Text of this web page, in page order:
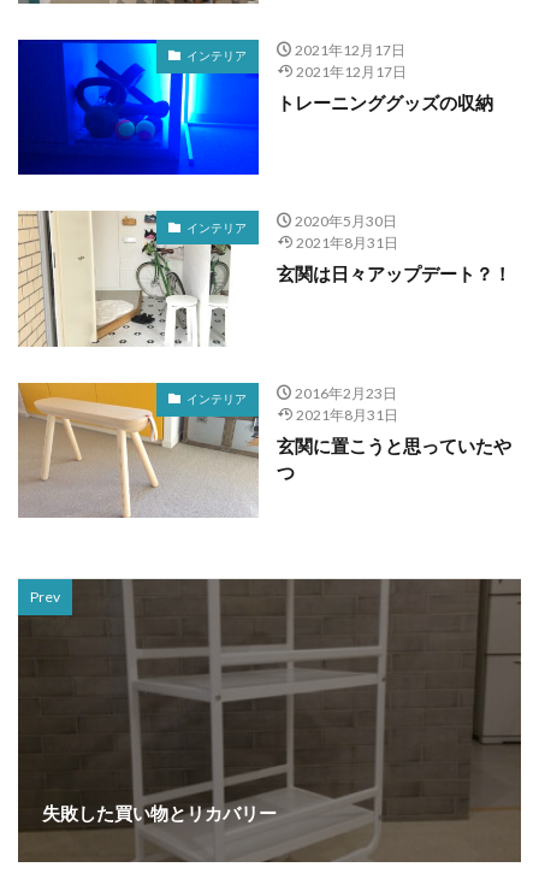
インテリア
2021年12月17日
2021年12月17日
トレーニンググッズの収納
インテリア
2020年5月30日
2021年8月31日
玄関は日々アップデート？！
インテリア
2016年2月23日
2021年8月31日
玄関に置こうと思っていたや
つ
Prev
失敗した買い物とリカバリー